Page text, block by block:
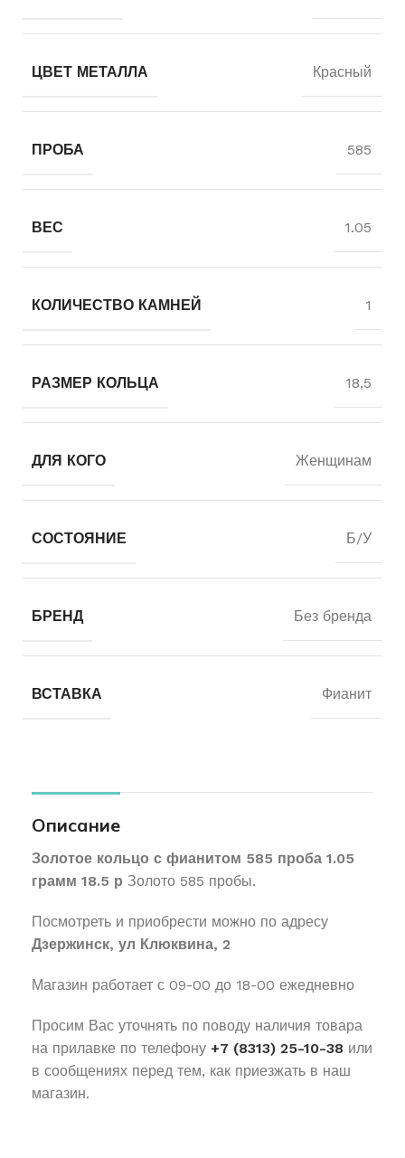
ЦВЕТ МЕТАЛЛА Красный
ПРОБА 585
ВЕС 1.05
КОЛИЧЕСТВО КАМНЕЙ 1
РАЗМЕР КОЛЬЦА 18,5
ДЛЯ КОГО Женщинам
СОСТОЯНИЕ Б/У
БРЕНД Без бренда
ВСТАВКА Фианит
Описание
Золотое кольцо с фианитом 585 проба 1.05
грамм 18.5 р Золото 585 пробы.
Посмотреть и приобрести можно по адресу
Дзержинск, ул Клюквина, 2
Магазин работает с 09-00 до 18-00 ежедневно
Просим Вас уточнять по поводу наличия товара
на прилавке по телефону +7 (8313) 25-10-38 или
в сообщениях перед тем, как приезжать в наш
магазин.